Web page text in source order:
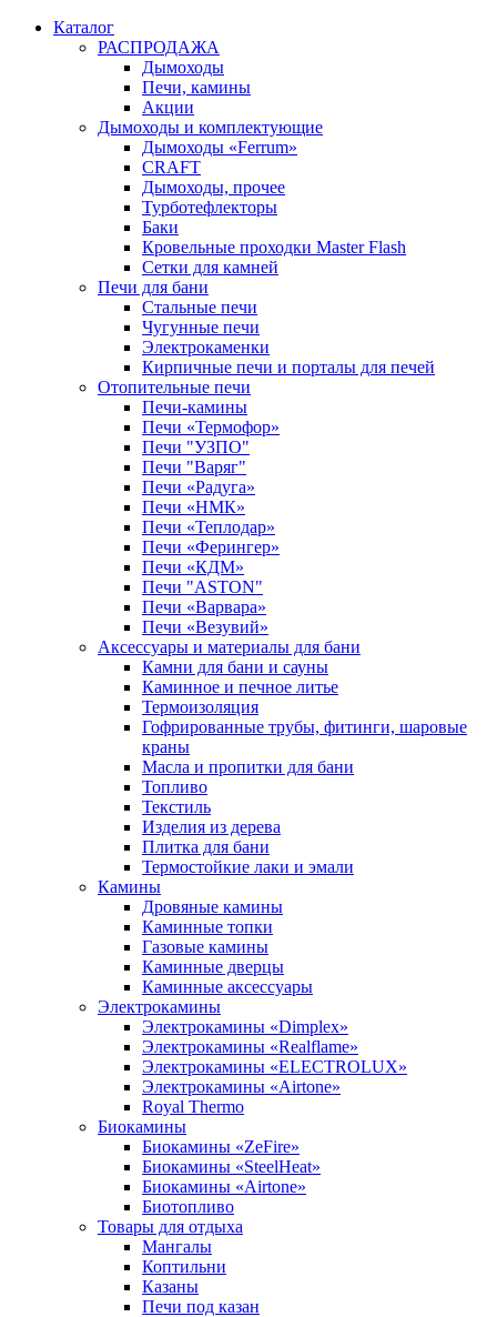
Каталог
РАСПРОДАЖА
Дымоходы
Печи, камины
Акции
Дымоходы и комплектующие
Дымоходы «Ferrum»
CRAFT
Дымоходы, прочее
Турботефлекторы
Баки
Кровельные проходки Master Flash
Сетки для камней
Печи для бани
Стальные печи
Чугунные печи
Электрокаменки
Кирпичные печи и порталы для печей
Отопительные печи
Печи-камины
Печи «Термофор»
Печи "УЗПО"
Печи "Варяг"
Печи «Радуга»
Печи «НМК»
Печи «Теплодар»
Печи «Ферингер»
Печи «КДМ»
Печи "ASTON"
Печи «Варвара»
Печи «Везувий»
Аксессуары и материалы для бани
Камни для бани и сауны
Каминное и печное литье
Термоизоляция
Гофрированные трубы, фитинги, шаровые
краны
Масла и пропитки для бани
Топливо
Текстиль
Изделия из дерева
Плитка для бани
Термостойкие лаки и эмали
Камины
Дровяные камины
Каминные топки
Газовые камины
Каминные дверцы
Каминные аксессуары
Электрокамины
Электрокамины «Dimplex»
Электрокамины «Realflame»
Электрокамины «ELECTROLUX»
Электрокамины «Airtone»
Royal Thermo
Биокамины
Биокамины «ZeFire»
Биокамины «SteelHeat»
Биокамины «Airtone»
Биотопливо
Товары для отдыха
Мангалы
Коптильни
Казаны
Печи под казан